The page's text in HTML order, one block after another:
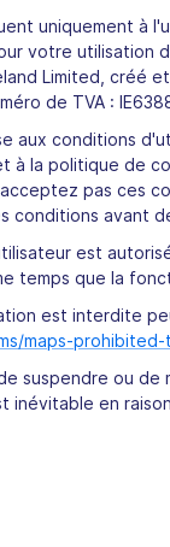
uniquement à
votre utilisation
Limited, créé
de TVA :
aux conditions
à la politique de
pas ces
conditions avant
est
temps que la
est interdite
maps-
suspendre ou
en